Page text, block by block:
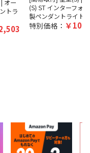
オー
トラ
(S) ST インターフォ
製ペンダントライト
特別価格：